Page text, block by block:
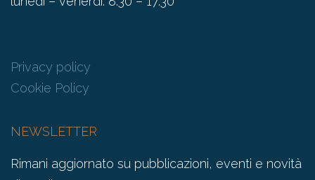
Privacy policy
Cookie Policy
NEWSLETTER
Rimani aggiornato su pubblicazioni, eventi e novità